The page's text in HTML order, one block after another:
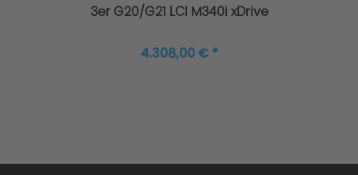
3er G20/G21 LCI M340i xDrive
4.308,00 € *